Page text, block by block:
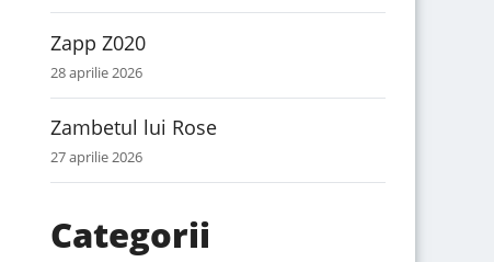
Zapp Z020
28 aprilie 2026
Zambetul lui Rose
27 aprilie 2026
Categorii